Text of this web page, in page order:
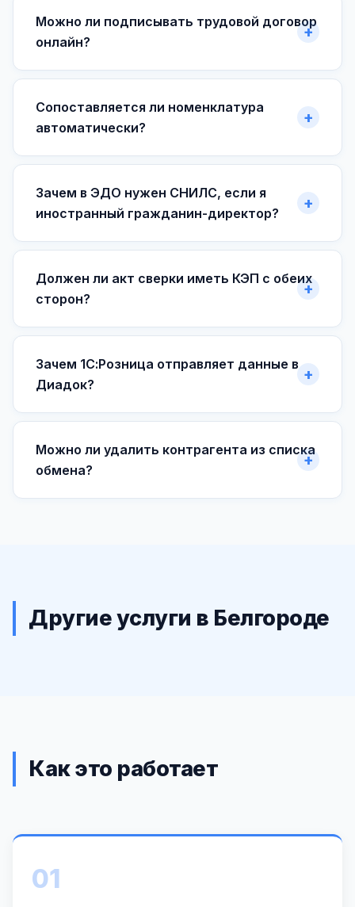
Можно ли подписывать трудовой договор
онлайн?
Сопоставляется ли номенклатура
автоматически?
Зачем в ЭДО нужен СНИЛС, если я
иностранный гражданин-директор?
Должен ли акт сверки иметь КЭП с обеих
сторон?
Зачем 1С:Розница отправляет данные в
Диадок?
Можно ли удалить контрагента из списка
обмена?
Другие услуги в Белгороде
Как это работает
01